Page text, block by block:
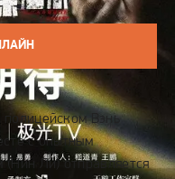
Вэнь
с опытным
(Нин Ли) отправляется